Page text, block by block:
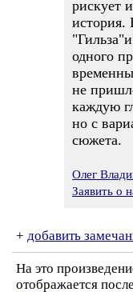
рискует
история.
одного
не
каждую
но с
сюжета.
Олег
Заявить о
+ добавить
На это
отображается